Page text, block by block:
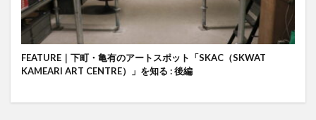
FEATURE｜下町・亀有のアートスポット「SKAC（SKWAT
KAMEARI ART CENTRE）」を知る : 後編